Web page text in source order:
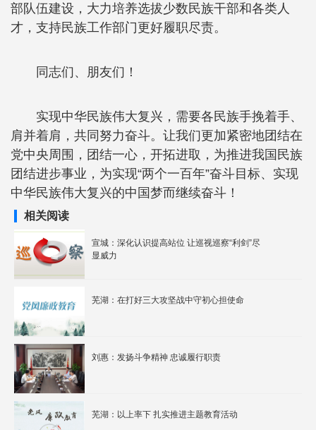
部队伍建设，大力培养选拔少数民族干部和各类人
才，支持民族工作部门更好履职尽责。
同志们、朋友们！
实现中华民族伟大复兴，需要各民族手挽着手、
肩并着肩，共同努力奋斗。让我们更加紧密地团结在
党中央周围，团结一心，开拓进取，为推进我国民族
团结进步事业，为实现“两个一百年”奋斗目标、实现
中华民族伟大复兴的中国梦而继续奋斗！
相关阅读
宣城：深化认识提高站位 让巡视巡察“利剑”尽
显威力
芜湖：在打好三大攻坚战中守初心担使命
刘惠：发扬斗争精神 忠诚履行职责
芜湖：以上率下 扎实推进主题教育活动